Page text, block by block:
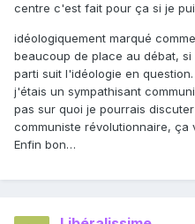
centre c'est fait pour ça si je
idéologiquement marqué
beaucoup de place au débat,
parti suit l'idéologie en
j'étais un sympathisant
pas sur quoi je pourrais
communiste révolutionnaire, ça
Enfin bon…